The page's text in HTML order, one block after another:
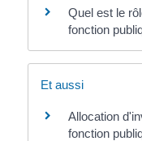
Quel est le
fonction
Et aussi
Allocation
fonction